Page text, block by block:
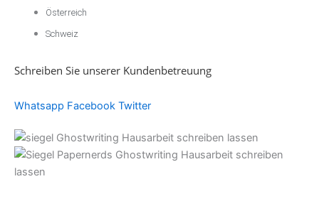
Österreich
Schweiz
Schreiben Sie unserer Kundenbetreuung
Whatsapp Facebook Twitter